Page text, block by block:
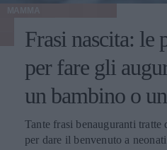
Frasi nascita: le
per fare gli
un bambino o
Tante frasi benauguranti
per dare il benvenuto a